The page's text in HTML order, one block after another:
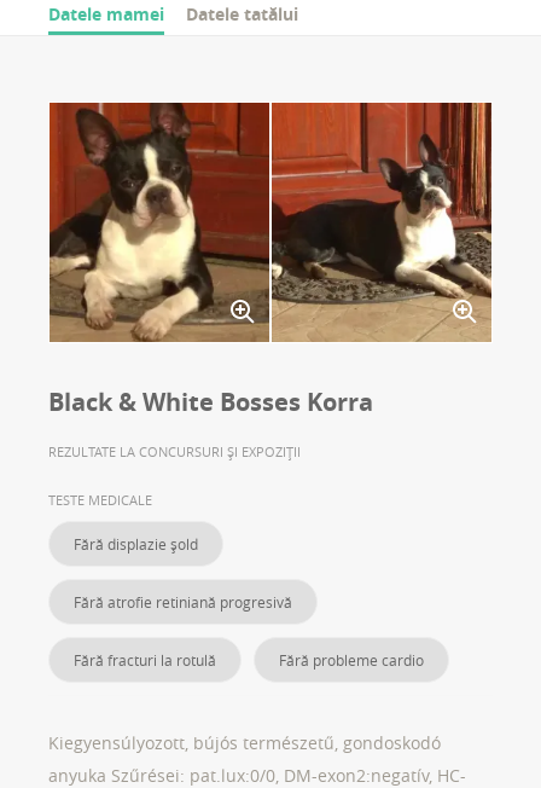
Datele mamei Datele tatălui
Black & White Bosses Korra
REZULTATE LA CONCURSURI ȘI EXPOZIȚII
TESTE MEDICALE
Fără displazie șold
Fără atrofie retiniană progresivă
Fără fracturi la rotulă Fără probleme cardio
Kiegyensúlyozott, bújós természetű, gondoskodó
anyuka Szűrései: pat.lux:0/0, DM-exon2:negatív, HC-